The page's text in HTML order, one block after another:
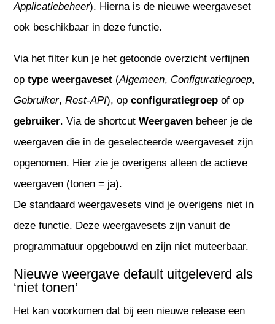
Applicatiebeheer). Hierna is de nieuwe weergaveset
ook beschikbaar in deze functie.
Via het filter kun je het getoonde overzicht verfijnen
optype weergaveset (Algemeen, Configuratiegroep,
Gebruiker,Rest-API), opconfiguratiegroepof op
gebruiker. Via de shortcutWeergaven beheer je de
weergaven die in de geselecteerde weergaveset zijn
opgenomen. Hier zie je overigens alleen de actieve
weergaven (tonen = ja).
De standaard weergavesets vind je overigens niet in
deze functie. Deze weergavesets zijn vanuit de
programmatuur opgebouwd en zijn niet muteerbaar.
Nieuwe weergave default uitgeleverd als
‘niet tonen’
Het kan voorkomen dat bij een nieuwe release een